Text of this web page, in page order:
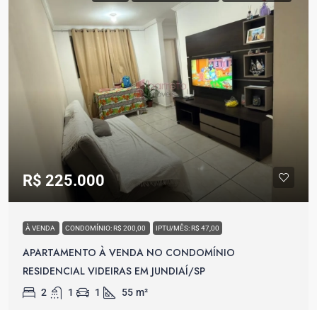
R$ 225.000
À VENDA CONDOMÍNIO: R$ 200,00 IPTU/MÊS: R$ 47,00
APARTAMENTO À VENDA NO CONDOMÍNIO
RESIDENCIAL VIDEIRAS EM JUNDIAÍ/SP
2 1 1 55 m²